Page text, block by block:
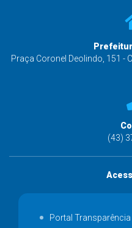
Praça Coronel Deolindo, 151 -
(43)
Portal Transparência